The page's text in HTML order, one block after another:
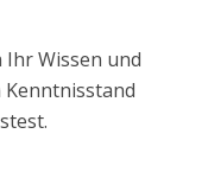
Wissen und